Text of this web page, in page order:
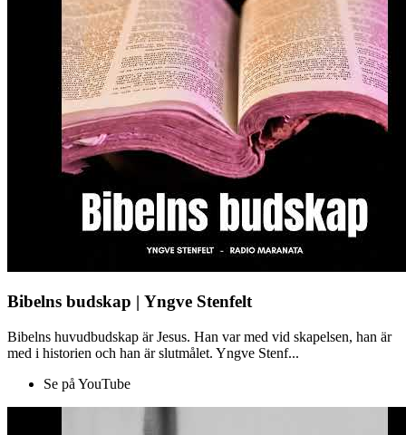
Bibelns budskap | Yngve Stenfelt
Bibelns huvudbudskap är Jesus. Han var med vid skapelsen, han är
med i historien och han är slutmålet. Yngve Stenf...
Se på YouTube